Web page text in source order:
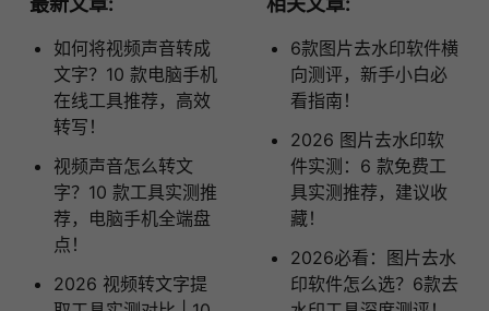
如何将视频声音转成
文字？10 款电脑手机
在线工具推荐，高效
转写！
视频声音怎么转文
字？10 款工具实测推
荐，电脑手机全端盘
点！
2026 视频转文字提
6款图片去水印软件横
向测评，新手小白必
看指南！
2026 图片去水印软
件实测：6 款免费工
具实测推荐，建议收
藏！
2026必看：图片去水
印软件怎么选？6款去